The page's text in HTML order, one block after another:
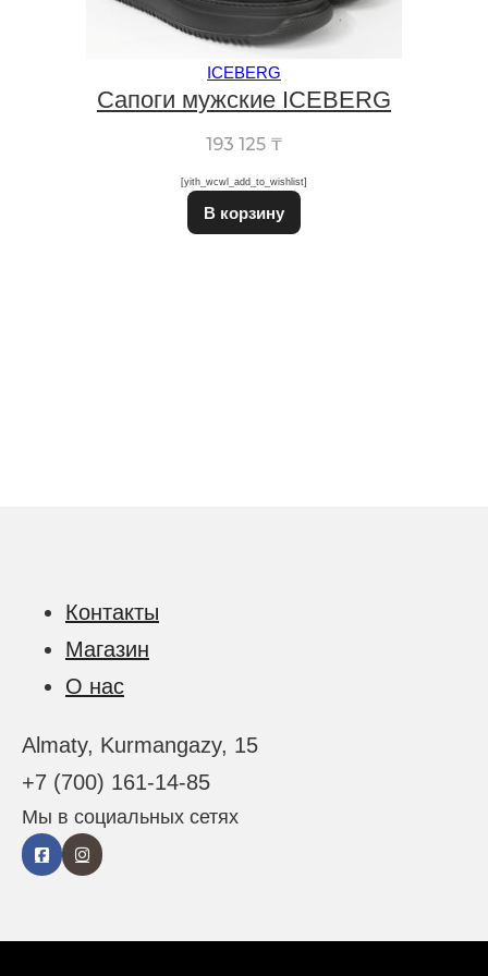
ICEBERG
Сапоги мужские ICEBERG
193 125 ₸
[yith_wcwl_add_to_wishlist]
В корзину Этот товар имеет
Контакты
Магазин
О нас
Almaty, Kurmangazy, 15
+7 (700) 161-14-85
Мы в социальных сетях